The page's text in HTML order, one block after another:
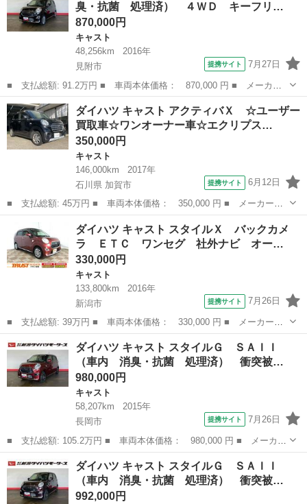
臭・抗菌 処理済） ４ＷＤ キーフリ…
870,000円
キャスト
48,256km
2016年
見附市
提携サイト 7月27日
■ 支払総額: 91.2万円 ■ 車両本体価格： 870,000 円 ■ メーカー
名： ダイハツ ■ 車種名： キャスト ■ グレード名： スタイル
Ｘ （車内 消臭・抗菌 処理済） ４ＷＤ キーフリーシステム
■ 排気量：...
新潟 見附市 キャスト
ダイハツ キャスト アクティバＸ ☆ユーザー
買取車☆ワンオーナー車☆エクリプス…
350,000円
キャスト
146,000km
2017年
石川県 加賀市
提携サイト 6月12日
■ 支払総額: 45万円 ■ 車両本体価格： 350,000 円 ■ メーカー
名： ダイハツ ■ 車種名： キャスト ■ グレード名： アクティ
バＸ ☆ユーザー買取車☆ワンオーナー車☆エクリプスナビ☆Ｂｌｕ
ｅｔｏｏｔｈオー...
キャスト
ダイハツ キャスト スタイルＸ バックカメ
ラ ＥＴＣ ワンセグ 社外ナビ オー…
330,000円
キャスト
133,800km
2016年
新潟市
提携サイト 7月26日
■ 支払総額: 39万円 ■ 車両本体価格： 330,000 円 ■ メーカー
名： ダイハツ ■ 車種名： キャスト ■ グレード名： スタイル
Ｘ バックカメラ ＥＴＣ ワンセグ 社外ナビ オートライト ス
マートキー２個 ...
新潟 新潟市 キャスト
ダイハツ キャスト スタイルＧ ＳＡＩＩ
（車内 消臭・抗菌 処理済） 衝突被…
980,000円
キャスト
58,207km
2015年
長岡市
提携サイト 7月26日
■ 支払総額: 105.2万円 ■ 車両本体価格： 980,000 円 ■ メーカー
名： ダイハツ ■ 車種名： キャスト ■ グレード名： スタイル
Ｇ ＳＡＩＩ （車内 消臭・抗菌 処理済） 衝突被害軽減システ
ム アルミ...
新潟 キャスト
ダイハツ キャスト スタイルＧ ＳＡＩＩ
（車内 消臭・抗菌 処理済） 衝突被…
992,000円